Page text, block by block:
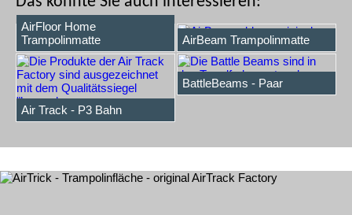
AirFloor Home
Trampolinmatte
AirBeam Trampolinmatte
Air Track - P3 Bahn
BattleBeams - Paar